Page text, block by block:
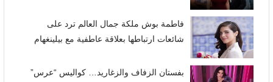
فاطمة بوش ملكة جمال العالم ترد على
شائعات ارتباطها بعلاقة عاطفية مع بيلينغهام
بفستان الزفاف والزغاريد… كواليس “عرس”